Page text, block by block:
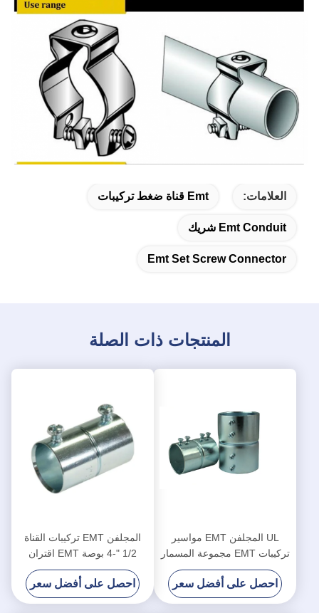
العلامات: Emt قناة ضغط تركيبات
Emt Conduit شريك
Emt Set Screw Connector
المنتجات ذات الصلة
UL المجلفن EMT مواسير
تركيبات EMT مجموعة المسمار
اقتران 1/2 "-4"
احصل على أفضل سعر
المجلفن EMT تركيبات القناة
1/2 "-4 بوصة EMT اقتران
مجموعة المسمار نوع
احصل على أفضل سعر